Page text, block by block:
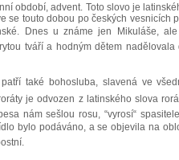
období, advent. Toto slovo je
se touto dobou po českých vesnicích
Dnes u známe jen Mikuláše,
tváří a hodným dětem
také bohosluba, slavená ve
je odvozen z latinského slova
nám sešlou rosu, “vyrosí“
bylo podáváno, a se objevila na